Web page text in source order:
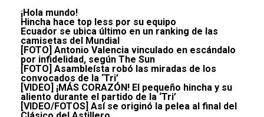
¡Hola mundo!
Hincha hace top less por su equipo
Ecuador se ubica último en un ranking de las
camisetas del Mundial
[FOTO] Antonio Valencia vinculado en escándalo
por infidelidad, según The Sun
[FOTO] Asambleísta robó las miradas de los
convocados de la ‘Tri’
[VIDEO] ¡MÁS CORAZÓN! El pequeño hincha y su
aliento durante el partido de la ‘Tri’
[VIDEO/FOTOS] Así se originó la pelea al final del